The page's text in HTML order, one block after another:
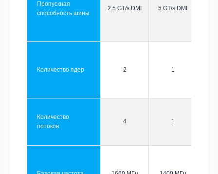
Пропускная
способность шины
2.5 GT/s DMI 5 GT/s DMI
Количество ядер 2 1
Количество
потоков
4 1